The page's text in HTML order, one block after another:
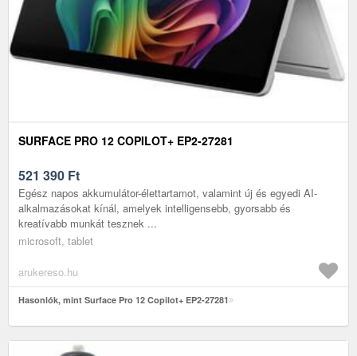
SURFACE PRO 12 COPILOT+ EP2-27281
521 390 Ft
Egész napos akkumulátor-élettartamot, valamint új és egyedi AI-
alkalmazásokat kínál, amelyek intelligensebb, gyorsabb és
kreatívabb munkát tesznek ...
microsoft, tablet
arukereso.hu
Hasonlók, mint Surface Pro 12 Copilot+ EP2-27281